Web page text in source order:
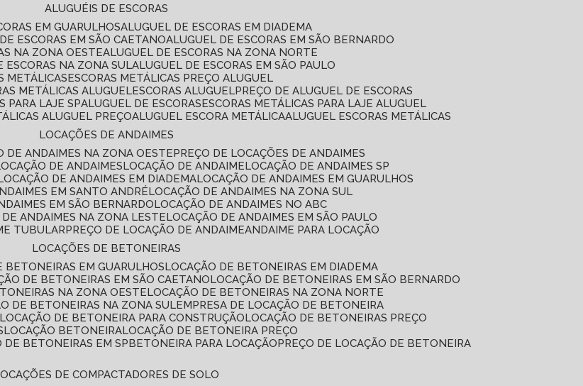
ALUGUÉIS DE ESCORAS
EM GUARULHOS ALUGUEL DE ESCORAS EM DIADEMA
DE ESCORAS EM SÃO CAETANO ALUGUEL DE ESCORAS EM SÃO BERNARDO
NA ZONA OESTE ALUGUEL DE ESCORAS NA ZONA NORTE
ESCORAS NA ZONA SUL ALUGUEL DE ESCORAS EM SÃO PAULO
METÁLICAS
ESCORAS METÁLICAS PREÇO ALUGUEL
METÁLICAS ALUGUEL ESCORAS ALUGUEL
PREÇO DE ALUGUEL DE ESCORAS
PARA LAJE SP ALUGUEL DE ESCORAS
ESCORAS METÁLICAS PARA LAJE ALUGUEL
ALUGUEL PREÇO ALUGUEL ESCORA METÁLICA ALUGUEL ESCORAS METÁLICAS
LOCAÇÕES DE ANDAIMES
DE ANDAIMES NA ZONA OESTE
PREÇO DE LOCAÇÕES DE ANDAIMES
LOCAÇÃO DE ANDAIMES LOCAÇÃO DE ANDAIME LOCAÇÃO DE ANDAIMES SP
LOCAÇÃO DE ANDAIMES EM DIADEMA LOCAÇÃO DE ANDAIMES EM GUARULHOS
EM SANTO ANDRÉ LOCAÇÃO DE ANDAIMES NA ZONA SUL
EM SÃO BERNARDO LOCAÇÃO DE ANDAIMES NO ABC
DE ANDAIMES NA ZONA LESTE LOCAÇÃO DE ANDAIMES EM SÃO PAULO
TUBULAR PREÇO DE LOCAÇÃO DE ANDAIME ANDAIME PARA LOCAÇÃO
LOCAÇÕES DE BETONEIRAS
BETONEIRAS EM GUARULHOS LOCAÇÃO DE BETONEIRAS EM DIADEMA
DE BETONEIRAS EM SÃO CAETANO LOCAÇÃO DE BETONEIRAS EM SÃO BERNARDO
NA ZONA OESTE LOCAÇÃO DE BETONEIRAS NA ZONA NORTE
DE BETONEIRAS NA ZONA SUL
EMPRESA DE LOCAÇÃO DE BETONEIRA
LOCAÇÃO DE BETONEIRA PARA CONSTRUÇÃO LOCAÇÃO DE BETONEIRAS PREÇO
LOCAÇÃO BETONEIRA LOCAÇÃO DE BETONEIRA PREÇO
DE BETONEIRAS EM SP BETONEIRA PARA LOCAÇÃO
PREÇO DE LOCAÇÃO DE BETONEIRA
LOCAÇÕES DE COMPACTADORES DE SOLO